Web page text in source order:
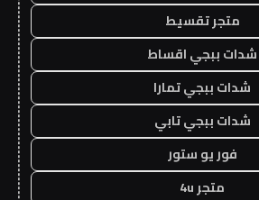
متجر تقسيط
شدات ببجي اقساط
شدات ببجي تمارا
شدات ببجي تابي
فور يو ستور
متجر 4u